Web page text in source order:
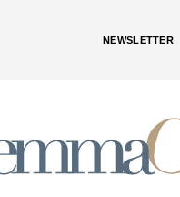
NEWSLETTER